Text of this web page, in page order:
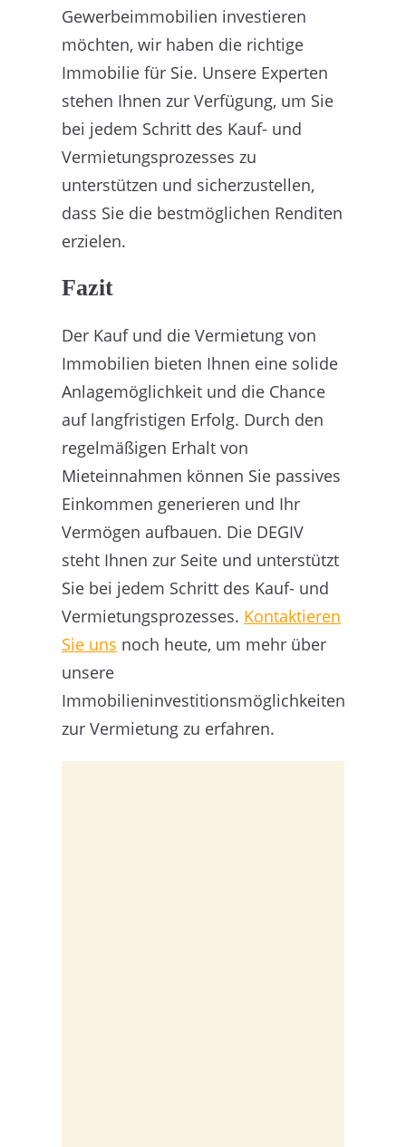
Gewerbeimmobilien investieren
möchten, wir haben die richtige
Immobilie für Sie. Unsere Experten
stehen Ihnen zur Verfügung, um Sie
bei jedem Schritt des Kauf- und
Vermietungsprozesses zu
unterstützen und sicherzustellen,
dass Sie die bestmöglichen Renditen
erzielen.
Fazit
Der Kauf und die Vermietung von
Immobilien bieten Ihnen eine solide
Anlagemöglichkeit und die Chance
auf langfristigen Erfolg. Durch den
regelmäßigen Erhalt von
Mieteinnahmen können Sie passives
Einkommen generieren und Ihr
Vermögen aufbauen. Die DEGIV
steht Ihnen zur Seite und unterstützt
Sie bei jedem Schritt des Kauf- und
Vermietungsprozesses. Kontaktieren
Sie uns noch heute, um mehr über
unsere
Immobilieninvestitionsmöglichkeiten
zur Vermietung zu erfahren.